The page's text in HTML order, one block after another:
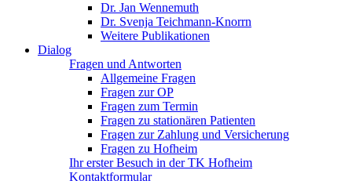
Dr. Jan Wennemuth
Dr. Svenja Teichmann-Knorrn
Weitere Publikationen
Dialog
Fragen und Antworten
Allgemeine Fragen
Fragen zur OP
Fragen zum Termin
Fragen zu stationären Patienten
Fragen zur Zahlung und Versicherung
Fragen zu Hofheim
Ihr erster Besuch in der TK Hofheim
Kontaktformular